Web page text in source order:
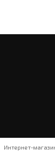
Интернет-